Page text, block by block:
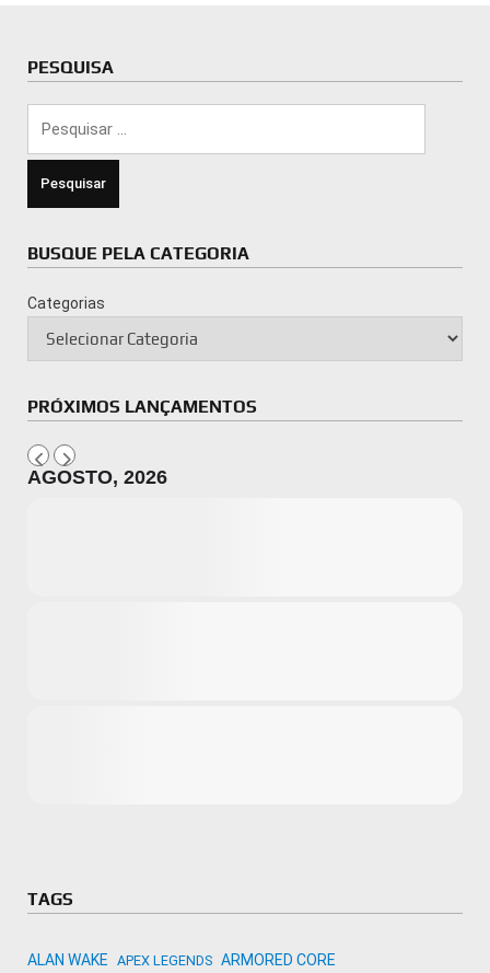
PESQUISA
BUSQUE PELA CATEGORIA
Categorias
PRÓXIMOS LANÇAMENTOS
AGOSTO, 2026
TAGS
ALAN WAKE APEX LEGENDS ARMORED CORE